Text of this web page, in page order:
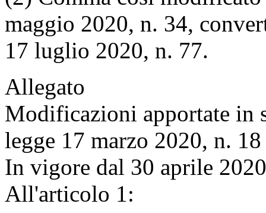
maggio 2020, n. 34,
17 luglio 2020, n. 77.
Allegato
Modificazioni apportate in
legge 17 marzo 2020, n. 18
In vigore dal 30 aprile 2020
All'articolo 1: